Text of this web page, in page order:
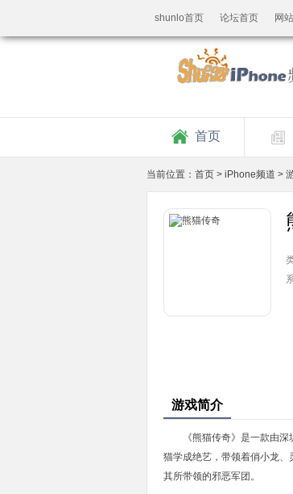
shunlo首页 论坛首页 网
首页
当前位置： 首页 > iPhone频道 >
游戏简介
《熊猫传奇》是一款由
猫学成绝艺，带领着俏小龙
其所带领的邪恶军团。